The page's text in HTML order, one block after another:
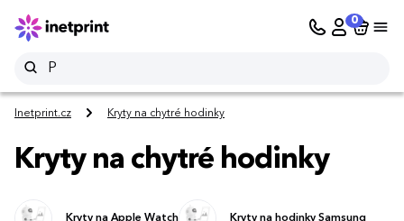
0
Inetprint.cz Kryty na chytré hodinky
Kryty na chytré hodinky
Kryty na Apple Watch Kryty na hodinky Samsung